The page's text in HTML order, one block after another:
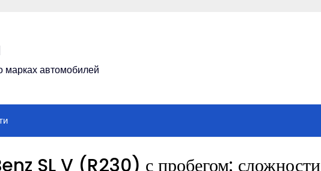
автомобилей
SL V (R230) с пробегом: сложности